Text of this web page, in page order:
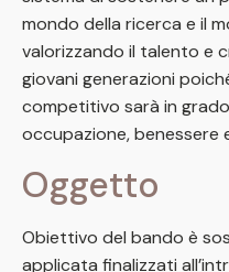
mondo della ricerca e il
valorizzando il talento e
giovani generazioni
competitivo sarà in
occupazione, benessere
Oggetto
Obiettivo del bando è
applicata finalizzati